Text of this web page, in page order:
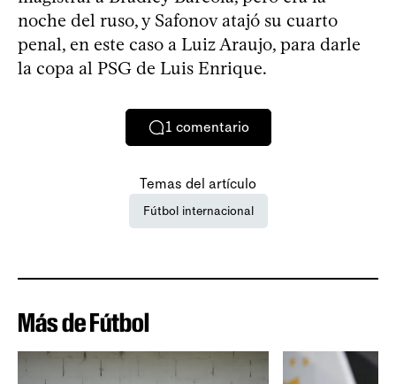
noche del ruso, y Safonov atajó su cuarto
penal, en este caso a Luiz Araujo, para darle
la copa al PSG de Luis Enrique.
1 comentario
Temas del artículo
Fútbol internacional
Más de Fútbol